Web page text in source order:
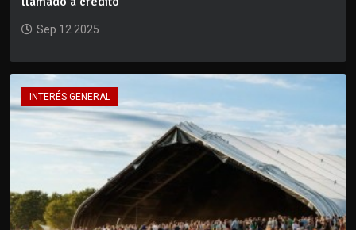
Sep 12 2025
INTERÉS GENERAL